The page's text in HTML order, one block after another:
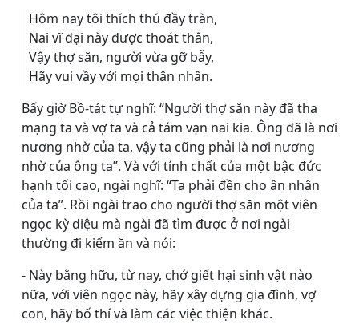
Hôm nay tôi thích thú đầy tràn,
Nai vĩ đại này được thoát thân,
Vậy thợ săn, người vừa gỡ bẫy,
Hãy vui vầy với mọi thân nhân.
Bấy giờ Bồ-tát tự nghĩ: “Người thợ săn này đã tha
mạng ta và vợ ta và cả tám vạn nai kia. Ông đã là nơi
nương nhờ của ta, vậy ta cũng phải là nơi nương
nhờ của ông ta”. Và với tính chất của một bậc đức
hạnh tối cao, ngài nghĩ: “Ta phải đền cho ân nhân
của ta”. Rồi ngài trao cho người thợ săn một viên
ngọc kỳ diệu mà ngài đã tìm được ở nơi ngài
thường đi kiếm ăn và nói:
- Này bằng hữu, từ nay, chớ giết hại sinh vật nào
nữa, với viên ngọc này, hãy xây dựng gia đình, vợ
con, hãy bố thí và làm các việc thiện khác.